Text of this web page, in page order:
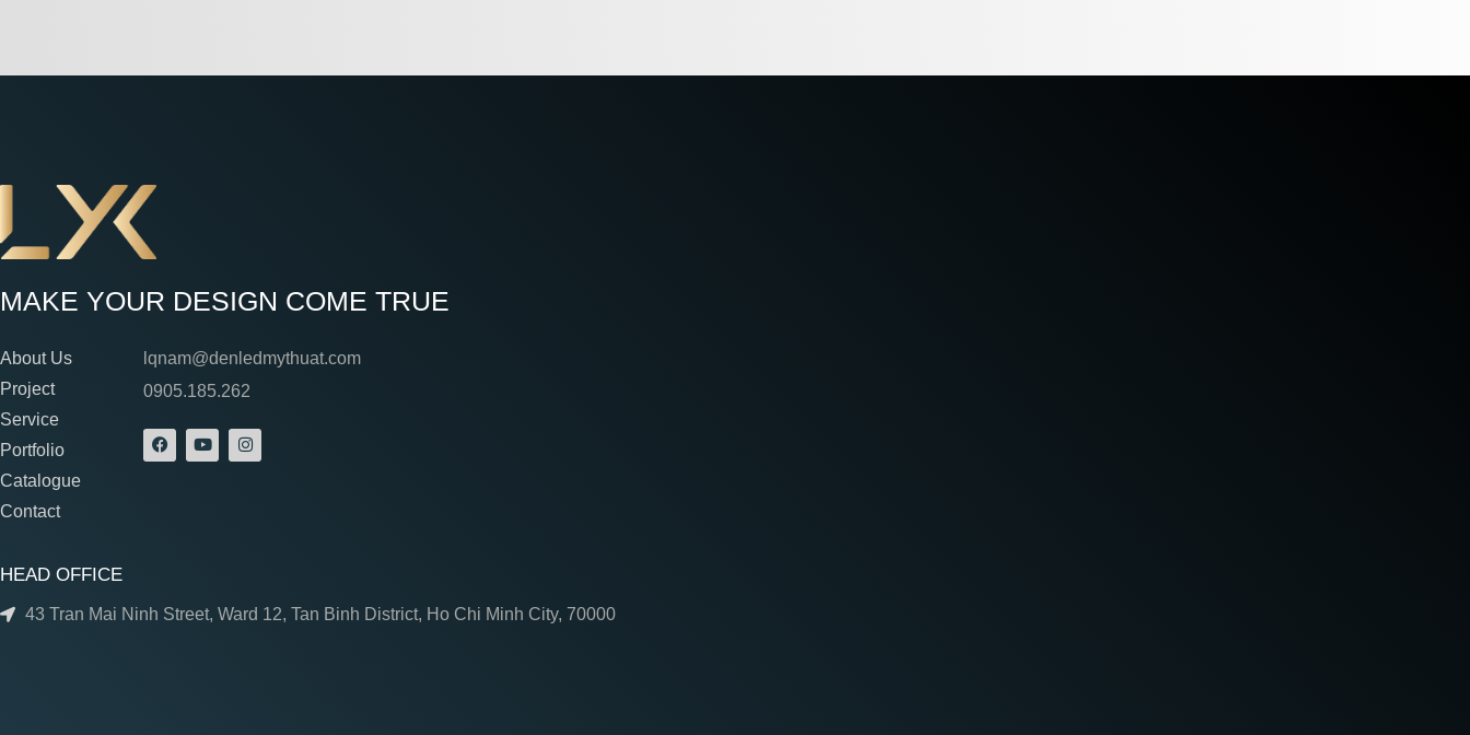
MAKE YOUR DESIGN COME TRUE
About Us
Project
Service
Portfolio
Catalogue
Contact
lqnam@denledmythuat.com
0905.185.262
HEAD OFFICE
43 Tran Mai Ninh Street, Ward 12, Tan Binh District, Ho Chi Minh City, 70000